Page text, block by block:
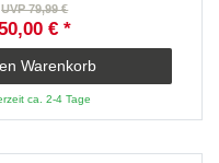
UVP 79,99 €
€ *
Warenkorb
ca. 2-4 Tage